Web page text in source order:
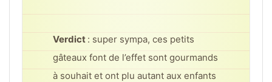
Verdict : super sympa, ces petits
gâteaux font de l’effet sont gourmands
à souhait et ont plu autant aux enfants